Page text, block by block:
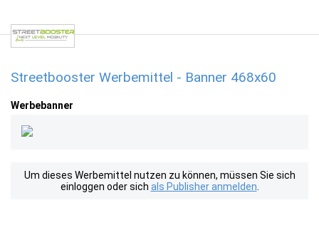
Streetbooster Werbemittel - Banner 468x60
Werbebanner
Um dieses Werbemittel nutzen zu können, müssen Sie sich
einloggen oder sich als Publisher anmelden